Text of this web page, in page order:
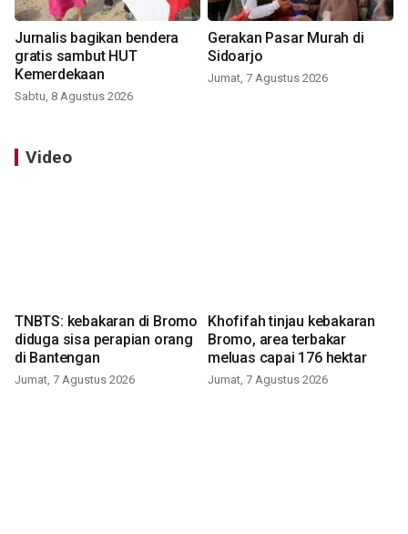
Jurnalis bagikan bendera
gratis sambut HUT
Kemerdekaan
Sabtu, 8 Agustus 2026
Gerakan Pasar Murah di
Sidoarjo
Jumat, 7 Agustus 2026
Video
TNBTS: kebakaran di Bromo
diduga sisa perapian orang
di Bantengan
Jumat, 7 Agustus 2026
Khofifah tinjau kebakaran
Bromo, area terbakar
meluas capai 176 hektar
Jumat, 7 Agustus 2026